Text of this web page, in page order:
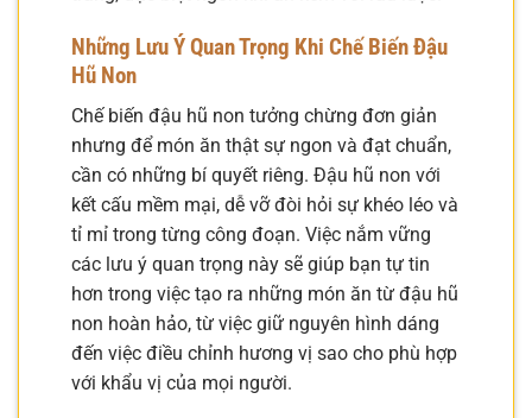
Những Lưu Ý Quan Trọng Khi Chế Biến Đậu
Hũ Non
Chế biến đậu hũ non tưởng chừng đơn giản
nhưng để món ăn thật sự ngon và đạt chuẩn,
cần có những bí quyết riêng. Đậu hũ non với
kết cấu mềm mại, dễ vỡ đòi hỏi sự khéo léo và
tỉ mỉ trong từng công đoạn. Việc nắm vững
các lưu ý quan trọng này sẽ giúp bạn tự tin
hơn trong việc tạo ra những món ăn từ đậu hũ
non hoàn hảo, từ việc giữ nguyên hình dáng
đến việc điều chỉnh hương vị sao cho phù hợp
với khẩu vị của mọi người.